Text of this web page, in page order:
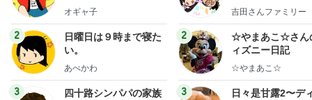
オギャ子
2
日曜日は９時まで寝た
い。
あべかわ
3
四十路シンパパの家族
y Ameba 吉田さ
ログ
吉田さんファミリー
2
☆やまあこ☆さん
ィズニー日記
☆やまあこ☆
3
日々是甘露2〜デ